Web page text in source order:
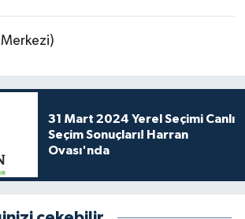
31 Mart 2024 Yerel Seçimi Canlı
Seçim Sonuçları! Harran
Ovası'nda